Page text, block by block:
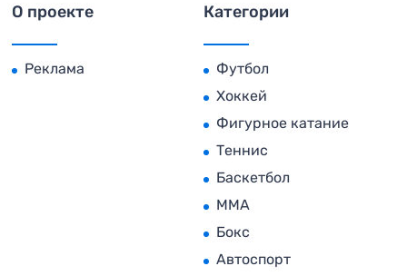
О проекте
Реклама
Категории
Футбол
Хоккей
Фигурное катание
Теннис
Баскетбол
MMA
Бокс
Автоспорт